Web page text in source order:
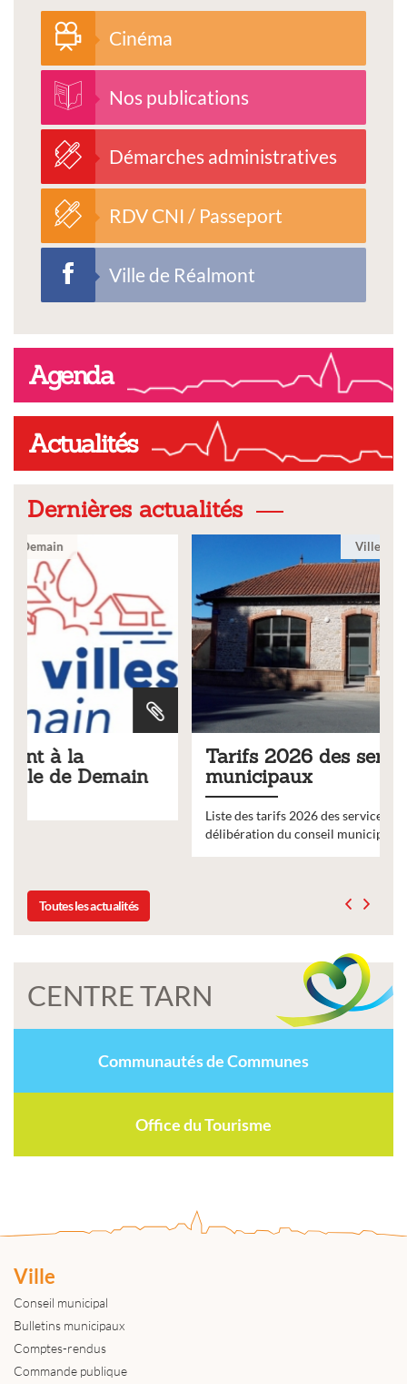
Cinéma
Nos publications
Démarches administratives
RDV CNI / Passeport
Ville de Réalmont
Agenda
Actualités
Dernières actualités
Tarifs 2026 des services
municipaux
Liste des tarifs 2026 des services municipaux,
délibération du conseil municipal du 19 décembre 2025
Toutes les actualités
CENTRE TARN
Communautés de Communes
Office du Tourisme
Ville
Conseil municipal
Bulletins municipaux
Comptes-rendus
Commande publique